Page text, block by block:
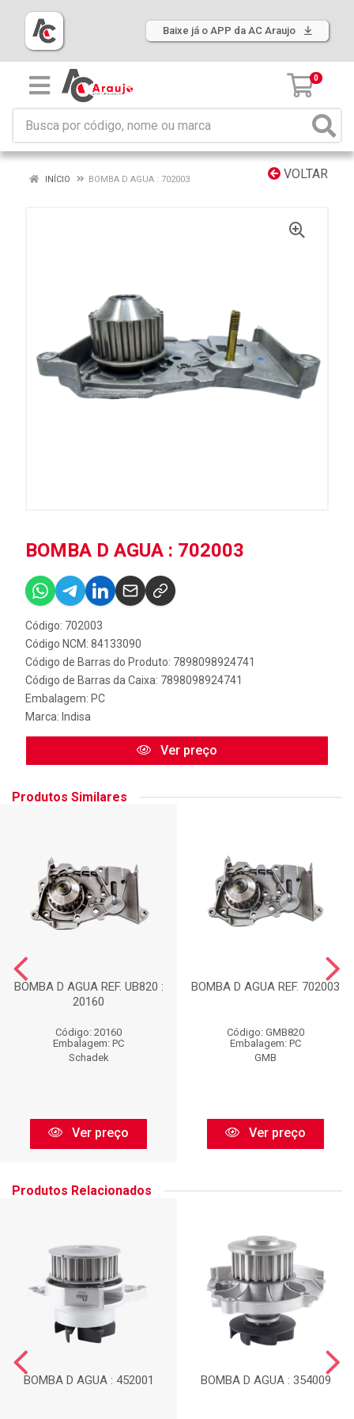
Baixe já o APP da AC Araujo
0
VOLTAR
INÍCIO BOMBA D AGUA : 702003
BOMBA D AGUA : 702003
Código: 702003
Código NCM: 84133090
Código de Barras do Produto: 7898098924741
Código de Barras da Caixa: 7898098924741
Embalagem: PC
Marca: Indisa
Ver preço
Produtos Similares
BOMBA D AGUA REF. UB820 :
20160
Código: 20160
Embalagem: PC
Schadek
Ver preço
BOMBA D AGUA REF. 702003
Código: GMB820
Embalagem: PC
GMB
Ver preço
Produtos Relacionados
BOMBA D AGUA : 452001 BOMBA D AGUA : 354009